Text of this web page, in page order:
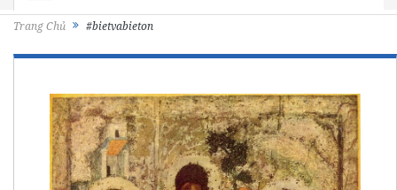
Trang Chủ #bietvabieton